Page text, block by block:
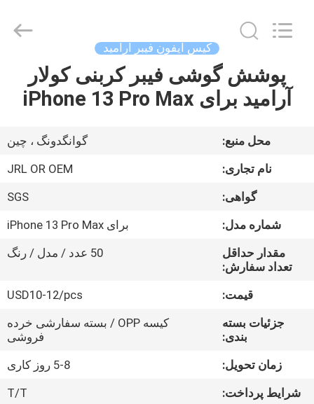
صفحه
اصلی
محصولات
نمایش
Technology
کیس آیفون فیبر آرامید
پوشش گوشی فیبر کربنی کولار
آرامید برای iPhone 13 Pro Max
محل منبع:
گوانگدونگ ، چین
نام تجاری:
JRL OR OEM
گواهی:
SGS
شماره مدل:
برای iPhone 13 Pro Max
مقدار حداقل
تعداد سفارش:
50 عدد / مدل / رنگ
قیمت:
USD10-12/pcs
جزئیات بسته
بندی:
کیسه OPP / بسته سفارشی خرده
فروشی
زمان تحویل:
5-8 روز کاری
شرایط پرداخت:
T/T